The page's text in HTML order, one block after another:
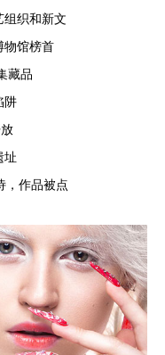
织和新文
物馆榜首
藏品
阱
址
，作品被点